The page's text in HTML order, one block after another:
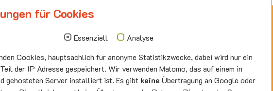
Hallbergmoos
Hallbergmoos
0811/98709
0811/9598823
Sonntag
Auferstehungskirc
he Neufahrn
für Cookies
Essenziell
Analyse
Cookies, hauptsächlich für anonyme Statistikzwecke, dabei wird nur ein
der IP Adresse gespeichert. Wir verwenden Matomo, das auf einem in
gehosteten Server installiert ist. Es gibt keine Übertragung an Google oder